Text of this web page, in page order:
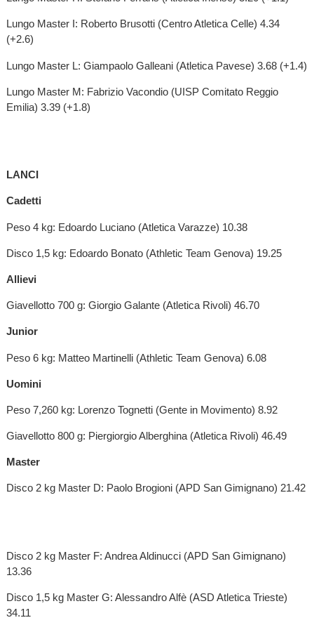
Lungo Master I: Roberto Brusotti (Centro Atletica Celle) 4.34
(+2.6)
Lungo Master L: Giampaolo Galleani (Atletica Pavese) 3.68 (+1.4)
Lungo Master M: Fabrizio Vacondio (UISP Comitato Reggio
Emilia) 3.39 (+1.8)
LANCI
Cadetti
Peso 4 kg: Edoardo Luciano (Atletica Varazze) 10.38
Disco 1,5 kg: Edoardo Bonato (Athletic Team Genova) 19.25
Allievi
Giavellotto 700 g: Giorgio Galante (Atletica Rivoli) 46.70
Junior
Peso 6 kg: Matteo Martinelli (Athletic Team Genova) 6.08
Uomini
Peso 7,260 kg: Lorenzo Tognetti (Gente in Movimento) 8.92
Giavellotto 800 g: Piergiorgio Alberghina (Atletica Rivoli) 46.49
Master
Disco 2 kg Master D: Paolo Brogioni (APD San Gimignano) 21.42
Disco 2 kg Master F: Andrea Aldinucci (APD San Gimignano)
13.36
Disco 1,5 kg Master G: Alessandro Alfè (ASD Atletica Trieste)
34.11